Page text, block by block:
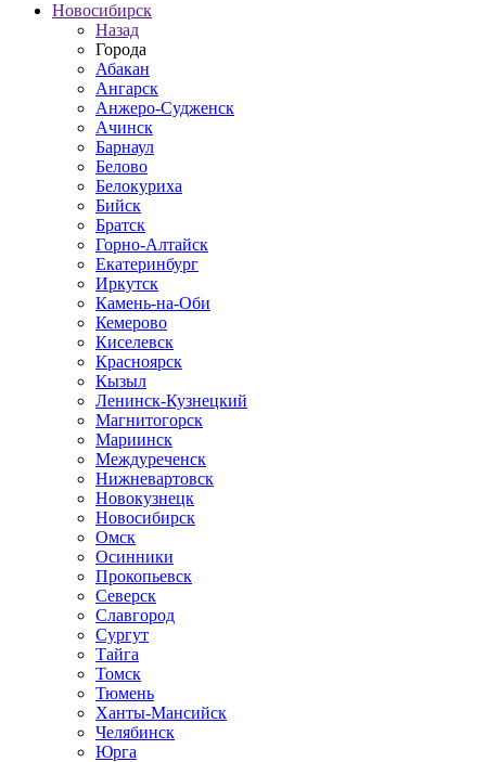
Новосибирск
Назад
Города
Абакан
Ангарск
Анжеро-Судженск
Ачинск
Барнаул
Белово
Белокуриха
Бийск
Братск
Горно-Алтайск
Екатеринбург
Иркутск
Камень-на-Оби
Кемерово
Киселевск
Красноярск
Кызыл
Ленинск-Кузнецкий
Магнитогорск
Мариинск
Междуреченск
Нижневартовск
Новокузнецк
Новосибирск
Омск
Осинники
Прокопьевск
Северск
Славгород
Сургут
Тайга
Томск
Тюмень
Ханты-Мансийск
Челябинск
Юрга